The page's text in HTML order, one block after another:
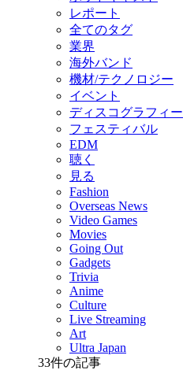
レポート
全てのタグ
業界
海外バンド
機材/テクノロジー
イベント
ディスコグラフィー
フェスティバル
EDM
聴く
見る
Fashion
Overseas News
Video Games
Movies
Going Out
Gadgets
Trivia
Anime
Culture
Live Streaming
Art
Ultra Japan
33件の記事